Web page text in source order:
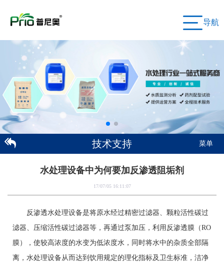
导航
技术支持 菜单
水处理设备中为何要加反渗透阻垢剂
17/07/05 16:11:07
反渗透水处理设备是将原水经过精密过滤器、颗粒活性碳过
滤器、压缩活性碳过滤器等，再通过泵加压，利用反渗透膜（RO
膜），使较高浓度的水变为低浓度水，同时将水中的杂质全部隔
离，水处理设备从而达到饮用规定的理化指标及卫生标准，洁净